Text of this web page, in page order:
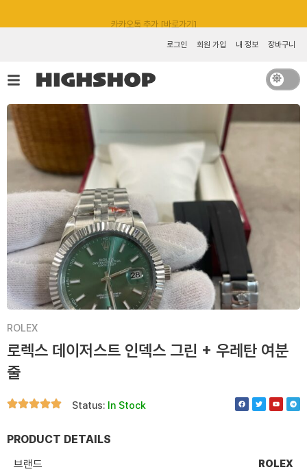
건
너
뛰
기
로그인 회원 가입 내 정보 장바구니
ROLEX
로렉스 데이저스트 인덱스 그린 + 우레탄 여분
줄
Status: In Stock
F
a
c
T
w
i
Y
o
u
T
e
l
PRODUCT DETAILS
브랜드
ROLEX